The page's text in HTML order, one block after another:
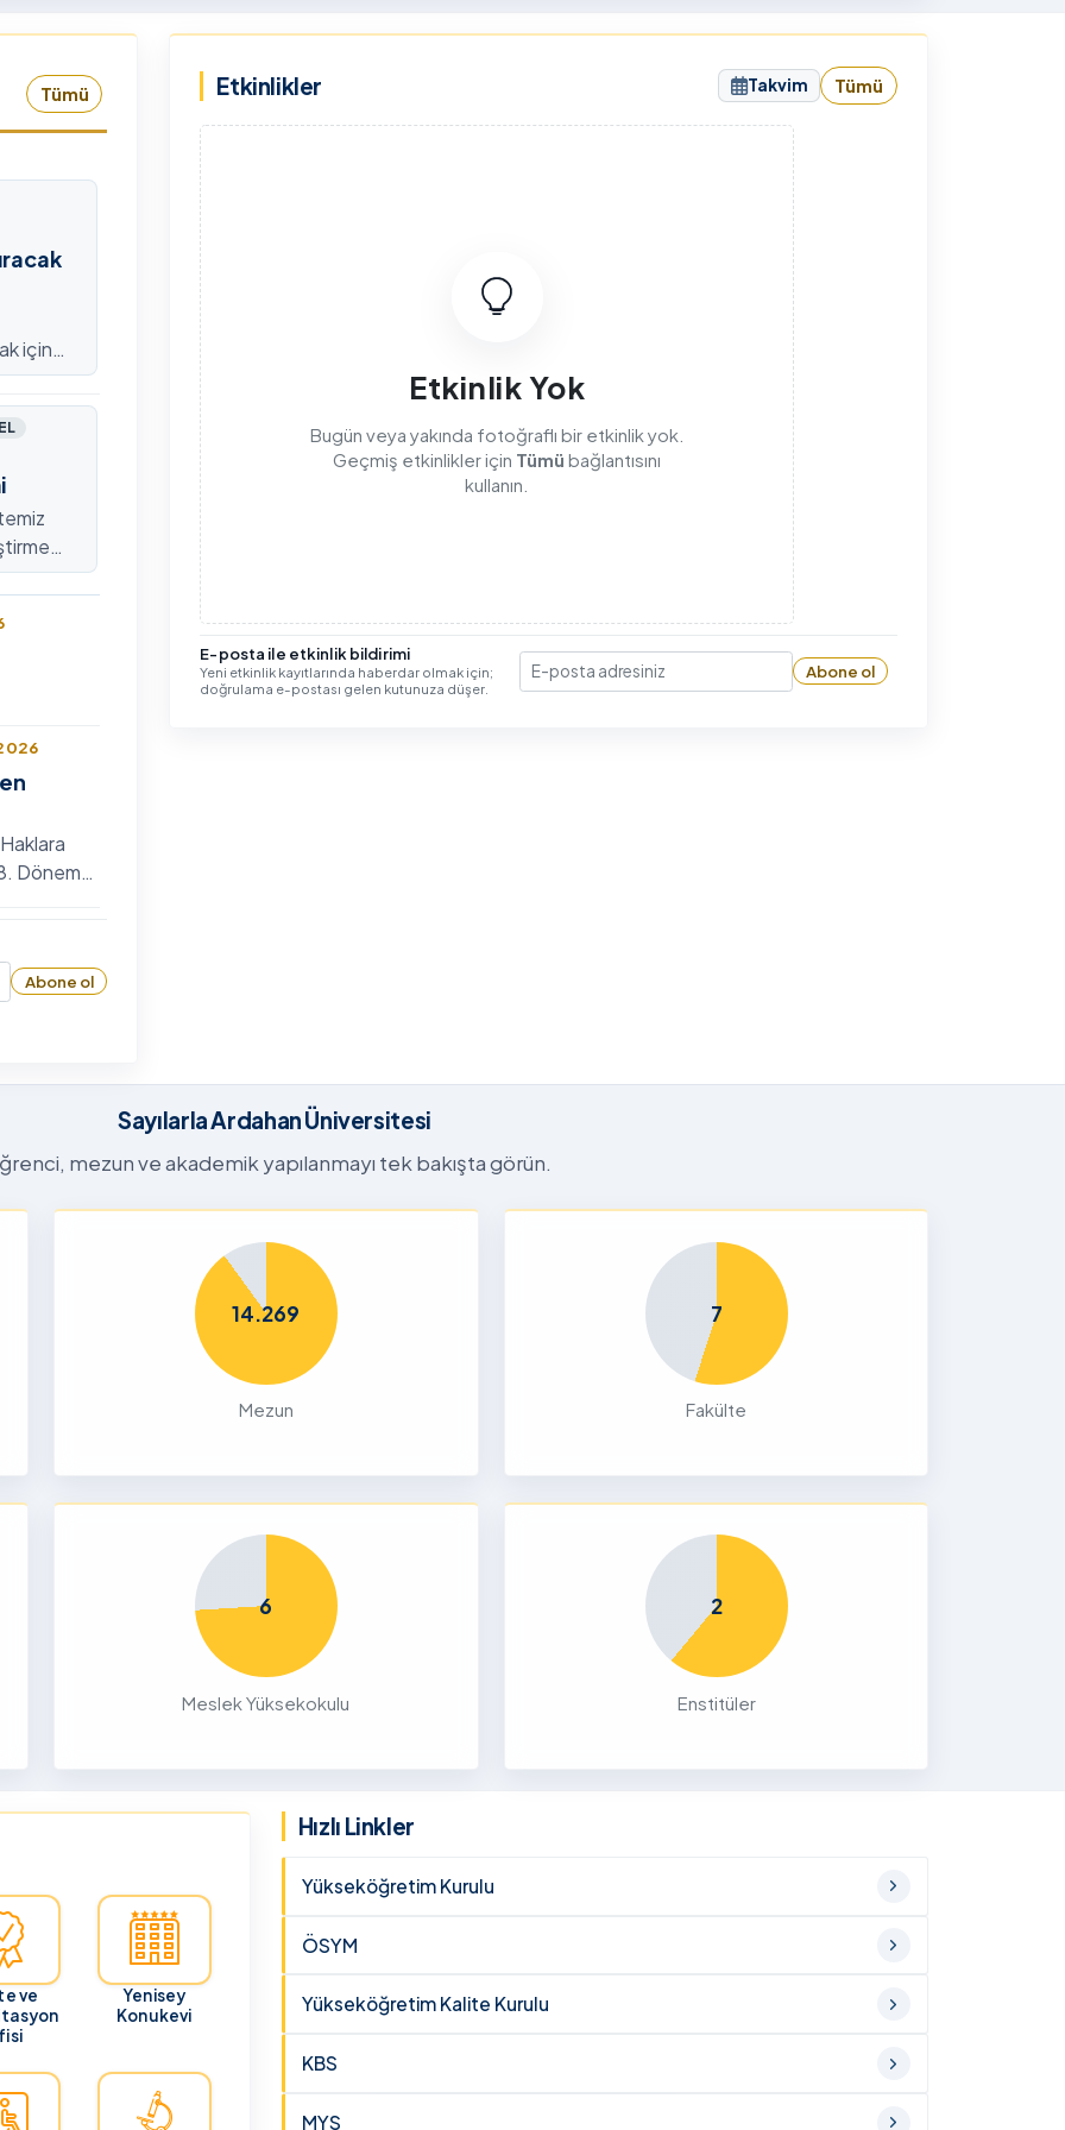
Üniversitesi Yenisey
ev sahipliğinde
akademik katkı ve proje
Tümü
için
Dönem
2027
2026-
ve
ve
Abone ol
Etkinlikler Takvim Tümü
Etkinlik Yok
Bugün veya yakında fotoğraflı bir etkinlik yok.
Geçmiş etkinlikler için Tümü bağlantısını
kullanın.
E-posta ile etkinlik bildirimi
Yeni etkinlik kayıtlarında haberdar olmak için;
doğrulama e-postası gelen kutunuza düşer.
E-posta
Abone ol
Sayılarla Ardahan Üniversitesi
mezun ve akademik yapılanmayı tek bakışta görün.
14.269
Mezun
7
Fakülte
6
Meslek Yüksekokulu
2
Enstitüler
ve
Yenisey
Konukevi
Hızlı Linkler
Yükseköğretim Kurulu
ÖSYM
Yükseköğretim Kalite Kurulu
KBS
MYS